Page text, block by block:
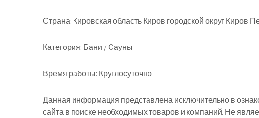
Страна: Кировская область Киров городской округ Киров
Категория: Бани / Сауны
Время работы: Круглосуточно
Данная информация представлена исключительно в
сайта в поиске необходимых товаров и компаний. Не